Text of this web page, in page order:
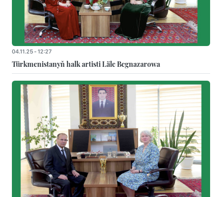
04.11.25 - 12:27
Türkmenistanyň halk artisti Läle Begnazarowa